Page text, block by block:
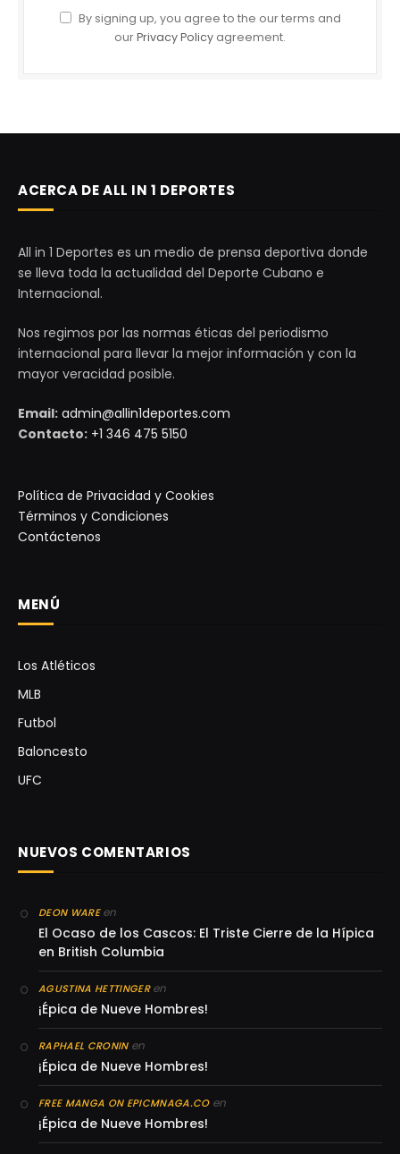
By signing up, you agree to the our terms and
ourPrivacy Policy agreement.
ACERCA DE ALL IN 1 DEPORTES
All in 1 Deportes es un medio de prensa deportiva donde
se lleva toda la actualidad del Deporte Cubano e
Internacional.
Nos regimos por las normas éticas del periodismo
internacional para llevar la mejor información y con la
mayor veracidad posible.
Email: admin@allin1deportes.com
Contacto: +1 346 475 5150
Política de Privacidad y Cookies
Términos y Condiciones
Contáctenos
MENÚ
Los Atléticos
MLB
Futbol
Baloncesto
UFC
NUEVOS COMENTARIOS
DEON WAREen
El Ocaso de los Cascos: El Triste Cierre de la Hípica
en British Columbia
AGUSTINA HETTINGERen
¡Épica de Nueve Hombres!
RAPHAEL CRONINen
¡Épica de Nueve Hombres!
FREE MANGA ON EPICMNAGA.COen
¡Épica de Nueve Hombres!